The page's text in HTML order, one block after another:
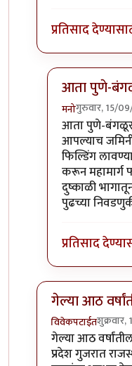
प्रतिसाद
आता पुणे-
मनोगुरुवार, 15/
In reply to
आता पुणे-बंगळूर
आपल्याच
फिल्डिंग
करून
दुष्काळी
पुढच्या
प्रतिसाद
गेल्या आठ
विवेकपटाईत
In reply to
गेल्या आठ
प्रदेश गुजरात